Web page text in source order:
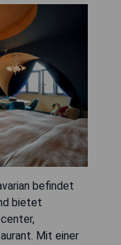
befindet
bietet
Mit einer